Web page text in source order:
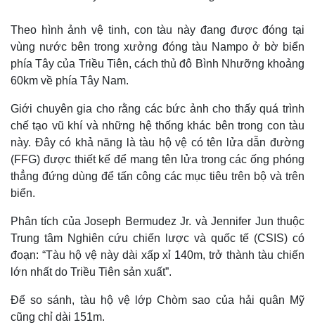
Theo hình ảnh vệ tinh, con tàu này đang được đóng tại
vùng nước bên trong xưởng đóng tàu Nampo ở bờ biển
phía Tây của Triều Tiên, cách thủ đô Bình Nhưỡng khoảng
60km về phía Tây Nam.
Giới chuyên gia cho rằng các bức ảnh cho thấy quá trình
chế tạo vũ khí và những hệ thống khác bên trong con tàu
này. Đây có khả năng là tàu hộ vệ có tên lửa dẫn đường
(FFG) được thiết kế để mang tên lửa trong các ống phóng
thẳng đứng dùng để tấn công các mục tiêu trên bộ và trên
biển.
Phân tích của Joseph Bermudez Jr. và Jennifer Jun thuộc
Trung tâm Nghiên cứu chiến lược và quốc tế (CSIS) có
đoạn: “Tàu hộ vệ này dài xấp xỉ 140m, trở thành tàu chiến
lớn nhất do Triều Tiên sản xuất”.
Để so sánh, tàu hộ vệ lớp Chòm sao của hải quân Mỹ
cũng chỉ dài 151m.